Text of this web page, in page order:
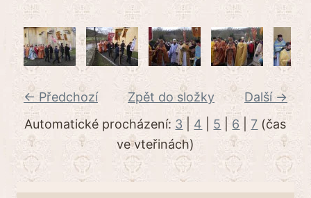
← Předchozí Další →
Zpět do složky
Automatické procházení: 3| 4 5 6 7 (čas
ve vteřinách)